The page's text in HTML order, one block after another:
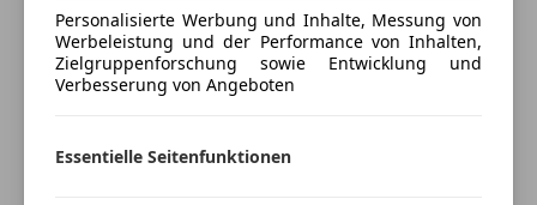
ESP
Fahrerairbag
Geschwindigkeits-begrenzungsanlage
LED-Tagfahrlicht
u.v.m.
Mehr anzeigen
Personalisierte Werbung und Inhalte, Messung von
Werbeleistung und der Performance von Inhalten,
Zielgruppenforschung sowie Entwicklung und
Verbesserung von Angeboten
Essentielle Seitenfunktionen